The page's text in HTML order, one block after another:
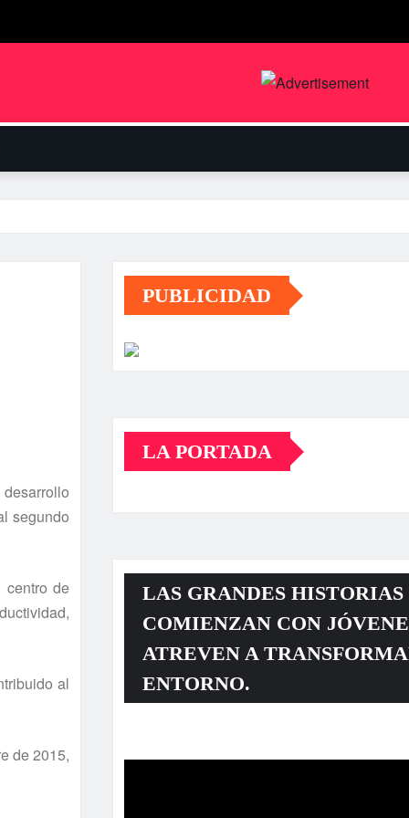
segundo
centro de
al
de 2015,
PUBLICIDAD
LA PORTADA
LAS GRANDES HISTORIAS
COMIENZAN CON
ATREVEN A
ENTORNO.